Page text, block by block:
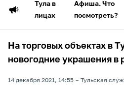
Тула в
лицах
Афиша. Что
посмотреть?
На торговых объектах в
новогодние украшения в
14 декабря 2021, 14:55 Тульская